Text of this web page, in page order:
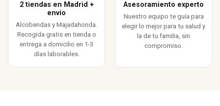
2 tiendas en Madrid +
envío
Alcobendas y Majadahonda.
Recogida gratis en tienda o
entrega a domicilio en 1-3
días laborables.
Asesoramiento experto
Nuestro equipo te guía para
elegir lo mejor para tu salud y
la de tu familia, sin
compromiso.